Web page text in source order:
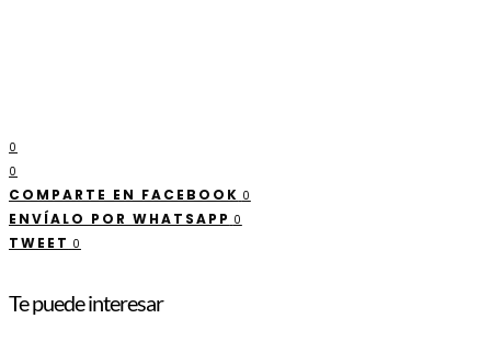
0
0
COMPARTE EN FACEBOOK 0
ENVÍALO POR WHATSAPP 0
TWEET 0
Te puede interesar